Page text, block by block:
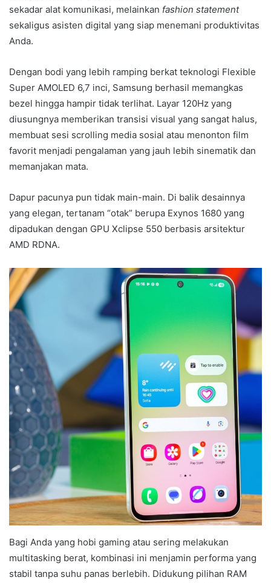
sekadar alat komunikasi, melainkan fashion statement
sekaligus asisten digital yang siap menemani produktivitas
Anda.
Dengan bodi yang lebih ramping berkat teknologi Flexible
Super AMOLED 6,7 inci, Samsung berhasil memangkas
bezel hingga hampir tidak terlihat. Layar 120Hz yang
diusungnya memberikan transisi visual yang sangat halus,
membuat sesi scrolling media sosial atau menonton film
favorit menjadi pengalaman yang jauh lebih sinematik dan
memanjakan mata.
Dapur pacunya pun tidak main-main. Di balik desainnya
yang elegan, tertanam “otak” berupa Exynos 1680 yang
dipadukan dengan GPU Xclipse 550 berbasis arsitektur
AMD RDNA.
Bagi Anda yang hobi gaming atau sering melakukan
multitasking berat, kombinasi ini menjamin performa yang
stabil tanpa suhu panas berlebih. Didukung pilihan RAM